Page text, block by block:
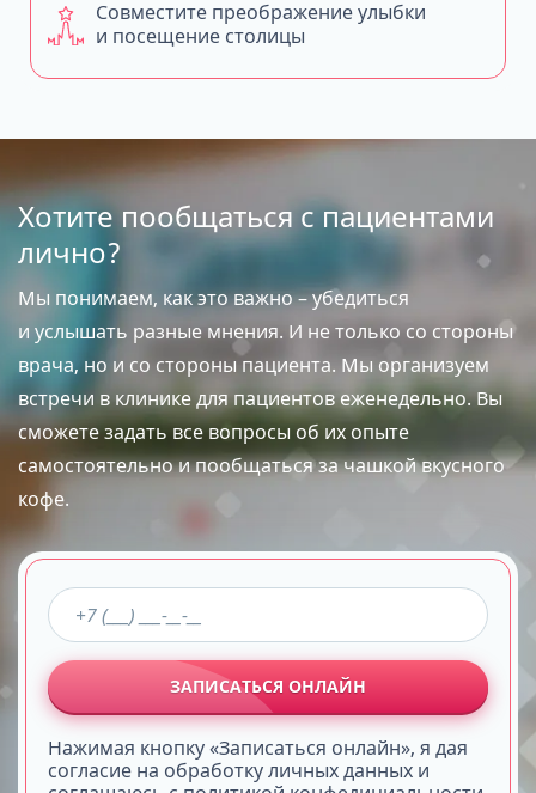
Совместите преображение улыбки
и посещение столицы
Хотите пообщаться с пациентами
лично?
Мы понимаем, как это важно – убедиться
и услышать разные мнения. И не только со стороны
врача, но и со стороны пациента. Мы организуем
встречи в клинике для пациентов еженедельно. Вы
сможете задать все вопросы об их опыте
самостоятельно и пообщаться за чашкой вкусного
кофе.
ЗАПИСАТЬСЯ ОНЛАЙН
Нажимая кнопку «Записаться онлайн», я дая
согласие на обработку личных данных и